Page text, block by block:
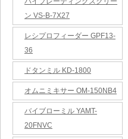
ン VS-B-7X27
レシプロフィーダー GPF13-
36
ドタンミル KD-1800
オムニミキサー OM-150NB4
バイブローミル YAMT-
20FNVC